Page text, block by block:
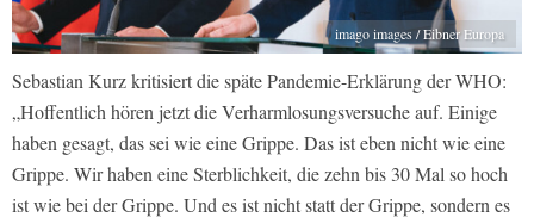
imago images / Eibner Europa
Sebastian Kurz kritisiert die späte Pandemie-Erklärung der WHO:
„Hoffentlich hören jetzt die Verharmlosungsversuche auf. Einige
haben gesagt, das sei wie eine Grippe. Das ist eben nicht wie eine
Grippe. Wir haben eine Sterblichkeit, die zehn bis 30 Mal so hoch
ist wie bei der Grippe. Und es ist nicht statt der Grippe, sondern es